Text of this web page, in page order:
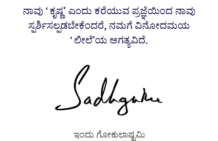
ನಾವು ‘ಕೃಷ್ಣ’ ಎಂದು ಕರೆಯುವ ಪ್ರಜ್ಞೆಯಿಂದ ನಾವು
ಸ್ಪರ್ಶಿಸಲ್ಪಡಬೇಕೆಂದರೆ, ನಮಗೆ ವಿನೋದಮಯ
‘ಲೀಲೆ’ಯ ಅಗತ್ಯವಿದೆ.
ಇಂದು ಗೋಕುಲಾಷ್ಟಮಿ